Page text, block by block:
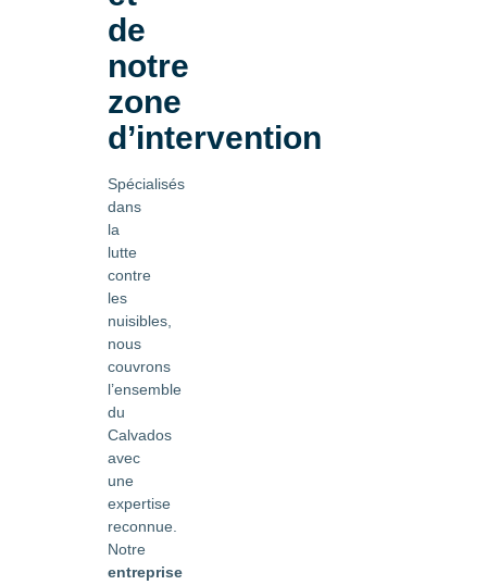
de
notre
zone
d’intervention
Spécialisés
dans
la
lutte
contre
les
nuisibles,
nous
couvrons
l’ensemble
du
Calvados
avec
une
expertise
reconnue.
Notre
entreprise